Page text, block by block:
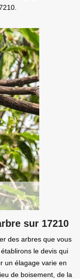
sur 17210
des arbres que vous
le devis qui
un élagage varie en
de boisement, de la